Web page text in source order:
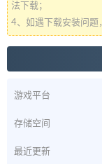
法下载；
4、如遇下载安装问题
游戏平台
存储空间
最近更新